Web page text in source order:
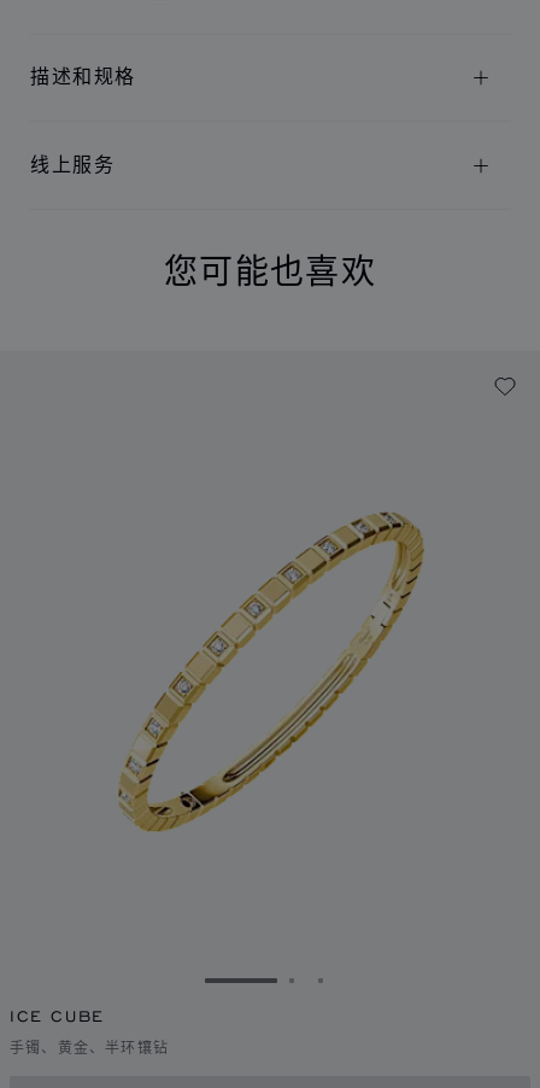
描述和规格
线上服务
您可能也喜欢
转到幻灯片 1转到幻灯片 2
转到幻灯片 3
ICE CUBE
手镯、黄金、半环镶钻